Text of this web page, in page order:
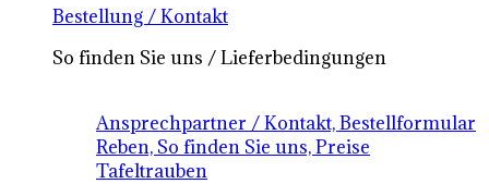
Bestellung / Kontakt
So finden Sie uns / Lieferbedingungen
Ansprechpartner / Kontakt, Bestellformular
Reben, So finden Sie uns, Preise
Tafeltrauben